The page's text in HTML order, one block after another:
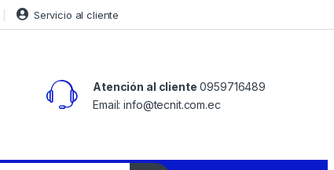
Servicio al cliente
Atención al cliente 0959716489
Email: info@tecnit.com.ec